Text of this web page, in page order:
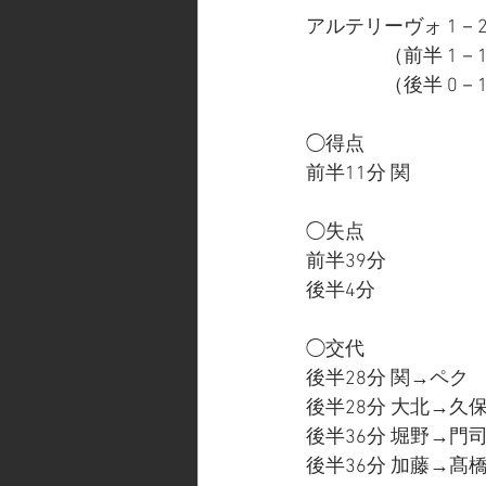
アルテリーヴォ 1－
（前半 1－1
（後半 0－1
◯得点
前半11分 関
◯失点
前半39分
後半4分
◯交代
後半28分 関→ペク
後半28分 大北→久保
後半36分 堀野→門司
後半36分 加藤→髙橋